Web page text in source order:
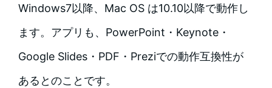
Windows7以降、Mac OS は10.10以降で動作し
ます。アプリも、PowerPoint・Keynote・
Google Slides・PDF・Preziでの動作互換性が
あるとのことです。